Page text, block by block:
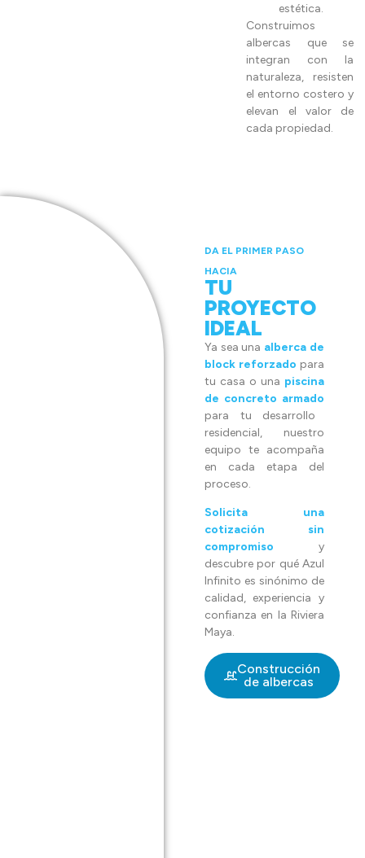
estética.
Construimos
albercas que se
integran con la
naturaleza, resisten
el entorno costero y
elevan el valor de
cada propiedad.
DA EL PRIMER PASO
HACIA
TU
PROYECTO
IDEAL
Ya sea una alberca de
block reforzado para
tu casa o una piscina
de concreto armado
para tu desarrollo
residencial, nuestro
equipo te acompaña
en cada etapa del
proceso.
Solicita una
cotización sin
compromiso y
descubre por qué Azul
Infinito es sinónimo de
calidad, experiencia y
confianza en la Riviera
Maya.
Construcción
de albercas